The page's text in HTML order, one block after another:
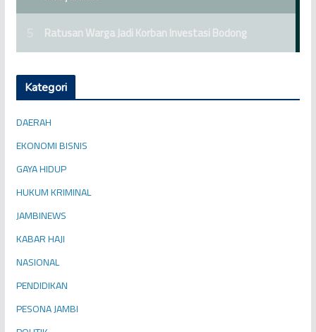
Kategori
DAERAH
EKONOMI BISNIS
GAYA HIDUP
HUKUM KRIMINAL
JAMBINEWS
KABAR HAJI
NASIONAL
PENDIDIKAN
PESONA JAMBI